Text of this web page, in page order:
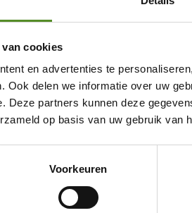
cookies
en advertenties te
Ook delen we informatie over uw
Deze partners kunnen deze
op basis van uw gebruik van
Voorkeuren
leiden tot
uitputting. Daarom is
uw nachtrust
Zorg dan voor een
naar bed en sta op
en stille
te slapen.
schermen tijdig weg.
Donderdag
Vrijdag 12:00
Zaterdag 12:00
Zondag 12:00